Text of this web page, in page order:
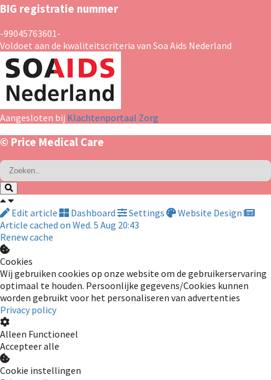
BIG registratie nummer
-99045763601-
Voldoet aan de kwaliteitscriteria van Soa Aids Nederland
Aangesloten bij Klachtenportaal Zorg
© Price Medical Care
Edit article Dashboard Settings
Website Design
Article cached on Wed. 5 Aug 20:43
Renew cache
Cookies
Wij gebruiken cookies op onze website om de gebruikerservaring
optimaal te houden. Persoonlijke gegevens/Cookies kunnen
worden gebruikt voor het personaliseren van advertenties
Privacy policy
Alleen Functioneel
Accepteer alle
Cookie instellingen